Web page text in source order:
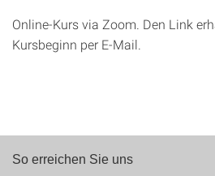
Online-Kurs via Zoom. Den Link
Kursbeginn per E-Mail.
So erreichen Sie uns